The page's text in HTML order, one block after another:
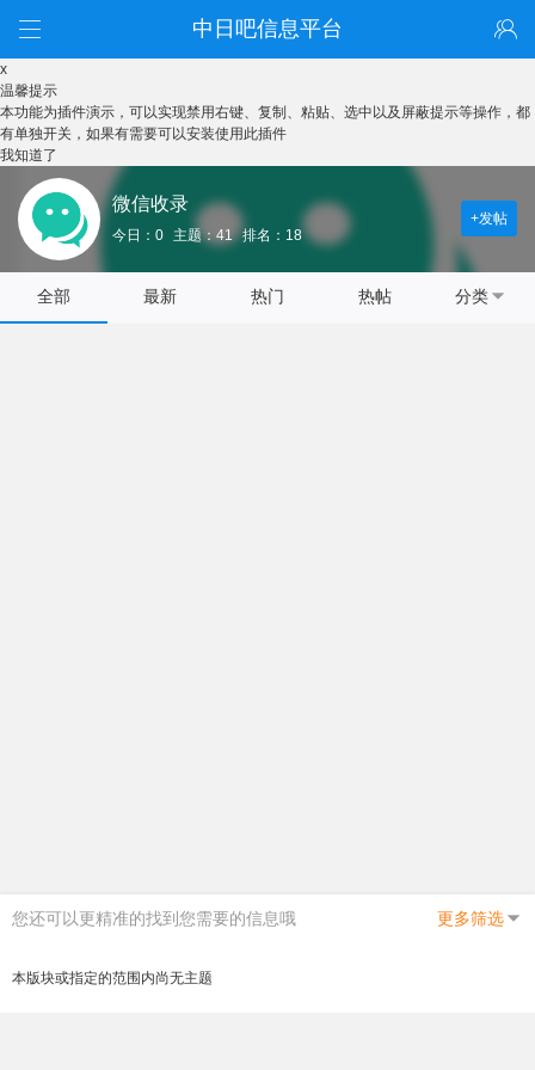
中日吧信息平台
x
温馨提示
本功能为插件演示，可以实现禁用右键、复制、粘贴、选中以及屏蔽提示等操作，都
有单独开关，如果有需要可以安装使用此插件
我知道了
微信收录
今日：0 主题：41 排名：18
+发帖
全部 最新 热门 热帖 分类
您还可以更精准的找到您需要的信息哦 更多筛选
本版块或指定的范围内尚无主题